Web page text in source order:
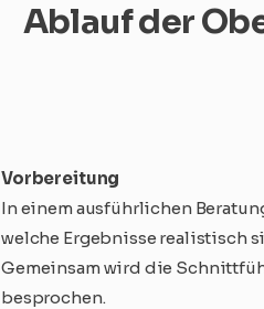
Ablauf der
Vorbereitung
In einem ausführlichen
welche Ergebnisse realistisch
Gemeinsam wird die
besprochen.